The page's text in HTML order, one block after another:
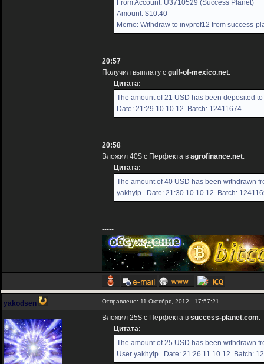
From Account: U3710529 (Success Planet)
Amount: $10.40
Memo: Withdraw to invprof12 from success-
20:57
Получил выплату с gulf-of-mexico.net:
Цитата:
The amount of 21 USD has been deposited
Date: 21:29 10.10.12. Batch: 12411674.
20:58
Вложил 40$ с Перфекта в agrofinance.net:
Цитата:
The amount of 40 USD has been withdrawn
yakhyip.. Date: 21:30 10.10.12. Batch:
-----
yakodsen Отправлено: 11 Октября, 2012 - 17:57:21
Вложил 25$ с Перфекта в success-planet.com:
Цитата:
The amount of 25 USD has been withdrawn
User yakhyip.. Date: 21:26 11.10.12. Batch: